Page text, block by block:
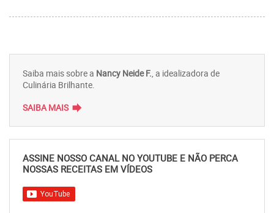
Saiba mais sobre a Nancy Neide F., a idealizadora de
Culinária Brilhante.
SAIBA MAIS forward
ASSINE NOSSO CANAL NO YOUTUBE E NÃO PERCA
NOSSAS RECEITAS EM VÍDEOS